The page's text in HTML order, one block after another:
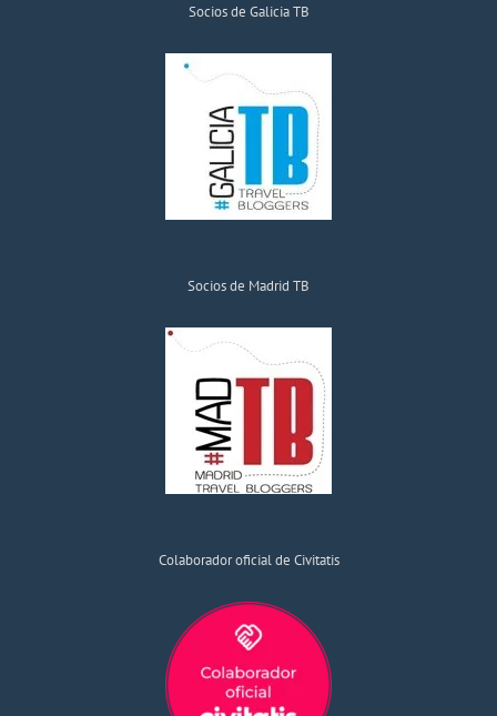
Socios de Galicia TB
Socios de Madrid TB
Colaborador oficial de Civitatis